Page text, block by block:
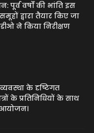
पूर्व वर्षों की भांति इस
द्वारा तैयार किए जा
ने किया निरीक्षण
के दृष्टिगत
के प्रतिनिधियों के साथ